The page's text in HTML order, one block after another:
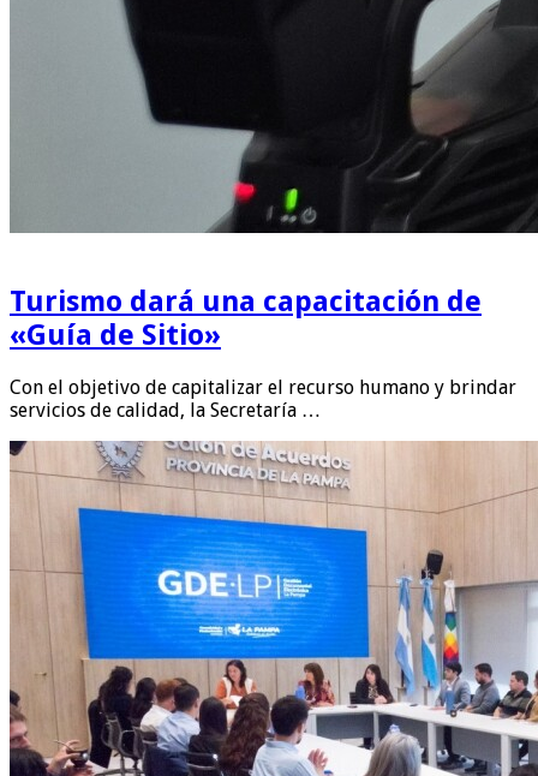
Turismo dará una capacitación de
«Guía de Sitio»
Con el objetivo de capitalizar el recurso humano y brindar
servicios de calidad, la Secretaría …